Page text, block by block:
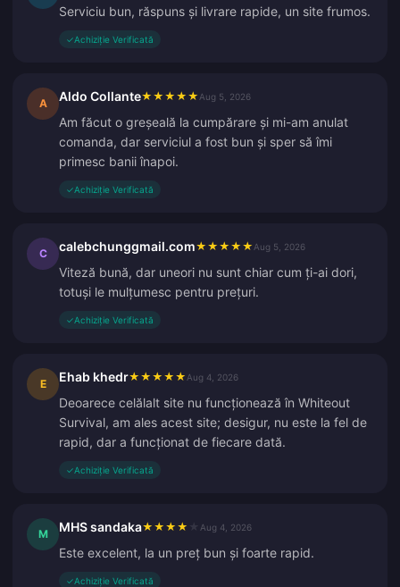
Serviciu bun, răspuns și livrare rapide, un site frumos.
✓Achiziție Verificată
A Aldo Collante★ ★ ★ ★ ★ Aug 5, 2026
Am făcut o greșeală la cumpărare și mi-am anulat
comanda, dar serviciul a fost bun și sper să îmi
primesc banii înapoi.
✓Achiziție Verificată
C calebchunggmail.com★ ★ ★ ★ ★ Aug 5, 2026
Viteză bună, dar uneori nu sunt chiar cum ți-ai dori,
totuși le mulțumesc pentru prețuri.
✓Achiziție Verificată
E Ehab khedr★ ★ ★ ★ ★ Aug 4, 2026
Deoarece celălalt site nu funcționează în Whiteout
Survival, am ales acest site; desigur, nu este la fel de
rapid, dar a funcționat de fiecare dată.
✓Achiziție Verificată
M MHS sandaka★ ★ ★ ★ Aug 4, 2026
Este excelent, la un preț bun și foarte rapid.
✓Achiziție Verificată